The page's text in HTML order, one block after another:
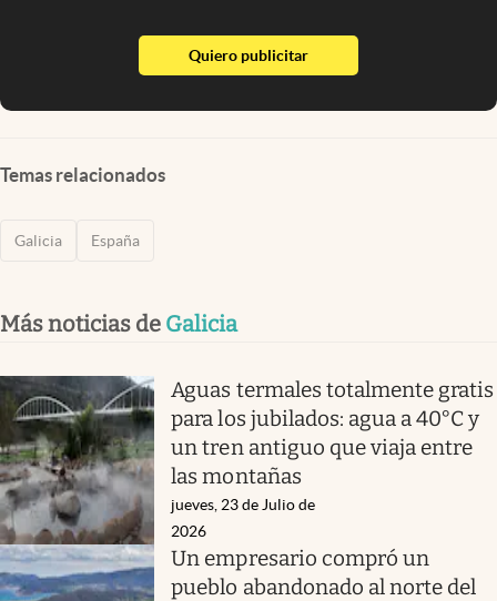
Quiero publicitarabre en nueva pestaña
Temas relacionados
Galicia España
Más noticias de Galicia
Aguas termales totalmente gratis
para los jubilados: agua a 40°C y
un tren antiguo que viaja entre
las montañas
jueves, 23 de Julio de
2026
Un empresario compró un
pueblo abandonado al norte del